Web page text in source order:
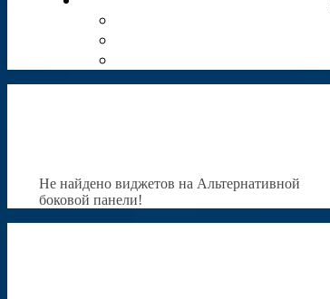
Не найдено виджетов на Альтернативной
боковой панели!